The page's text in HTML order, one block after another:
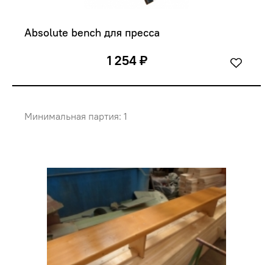
Absolute bench для пресса
1 254 ₽
Минимальная партия: 1